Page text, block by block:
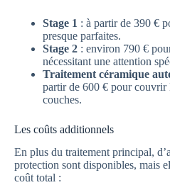
Stage 1 : à partir de 390 €
presque parfaites.
Stage 2 : environ 790 €
nécessitant une attention
Traitement céramique
partir de 600 € pour couvrir
couches.
Les coûts additionnels
En plus du traitement principal,
protection sont disponibles, mais
coût total :